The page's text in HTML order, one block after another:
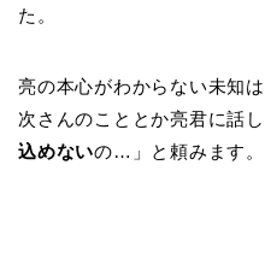
た。
亮の本心がわからない未知
次さんのこととか亮君に話
込めないの…」と頼みます。